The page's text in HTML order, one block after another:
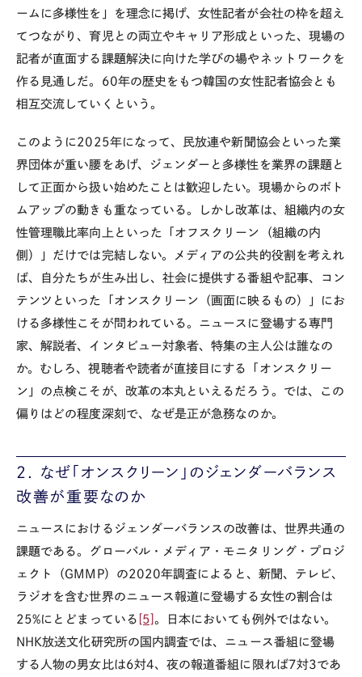
ームに多様性を」を理念に掲げ、女性記者が会社の枠を超え
てつながり、育児との両立やキャリア形成といった、現場の
記者が直面する課題解決に向けた学びの場やネットワークを
作る見通しだ。 60年の歴史をもつ韓国の女性記者協会とも
相互交流していくという。
このように 2025年になって、民放連や新聞協会といった業
界団体が重い腰をあげ、ジェンダーと多様性を業界の課題と
して正面から扱い始めたことは歓迎したい。現場からのボト
ムアップの動きも重なっている。しかし改革は、組織内の女
性管理職比率向上といった「オフスクリーン（組織の内
側）」だけでは完結しない。メディアの公共的役割を考えれ
ば、自分たちが生み出し、社会に提供する番組や記事、コン
テンツといった「オンスクリーン（画面に映るもの）」にお
ける多様性こそが問われている。ニュースに登場する専門
家、解説者、インタビュー対象者、特集の主人公は誰なの
か。むしろ、視聴者や読者が直接目にする「オンスクリー
ン」の点検こそが、改革の本丸といえるだろう。では、この
偏りはどの程度深刻で、なぜ是正が急務なのか。
2. なぜ「オンスクリーン」のジェンダーバランス
改善が重要なのか
ニュースにおけるジェンダーバランスの改善は、世界共通の
課題である。グローバル・メディア・モニタリング・プロジ
ェクト（ GMMP）の2020年調査によると、新聞、テレビ、
ラジオを含む世界のニュース報道に登場する女性の割合は
25%にとどまっている [5]。日本においても例外ではない。
NHK放送文化研究所の国内調査では、ニュース番組に登場
する人物の男女比は6対4、夜の報道番組に限れば7対3であ